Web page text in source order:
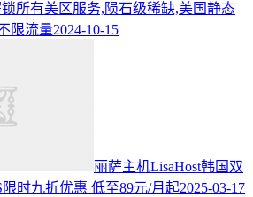
所有美区服务,陨石级稀缺,美国静态
限流量2024-10-15
丽萨主机LisaHost韩国双
时九折优惠 低至89元/月起2025-03-17